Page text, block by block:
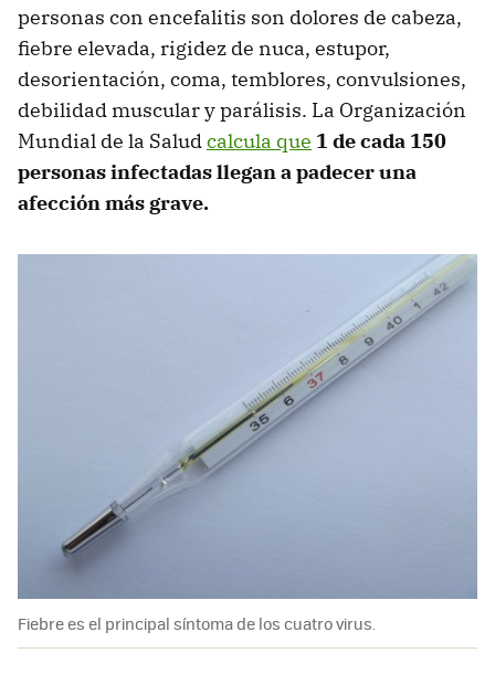
personas con encefalitis son dolores de cabeza,
fiebre elevada, rigidez de nuca, estupor,
desorientación, coma, temblores, convulsiones,
debilidad muscular y parálisis. La Organización
Mundial de la Saludcalcula que 1 de cada 150
personas infectadas llegan a padecer una
afección más grave.
Fiebre es el principal síntoma de los cuatro virus.